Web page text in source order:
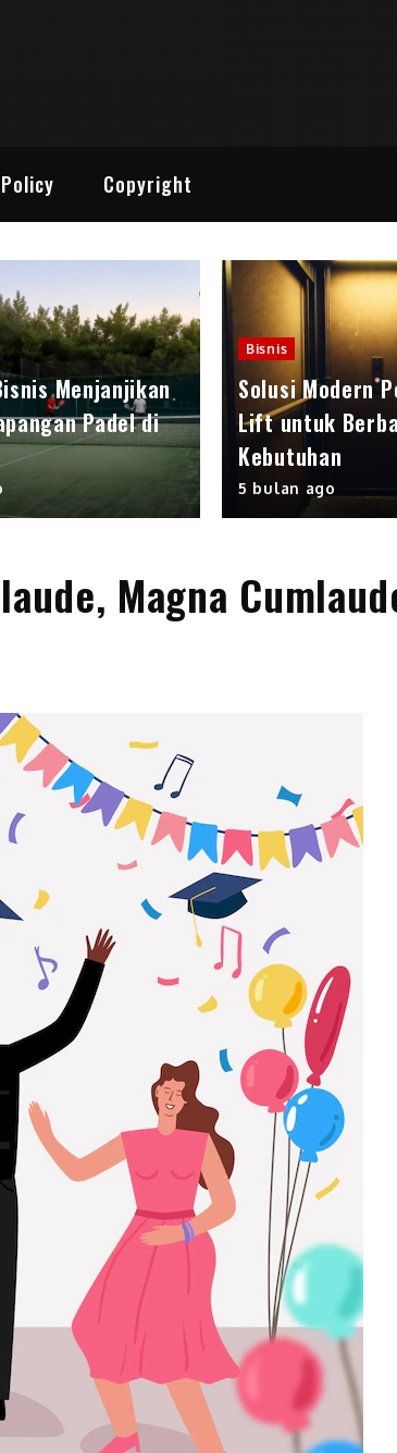
Copyright
Menjanjikan
Padel di
Bisnis
Solusi Modern
Lift untuk
Kebutuhan
5 bulan ago
Magna